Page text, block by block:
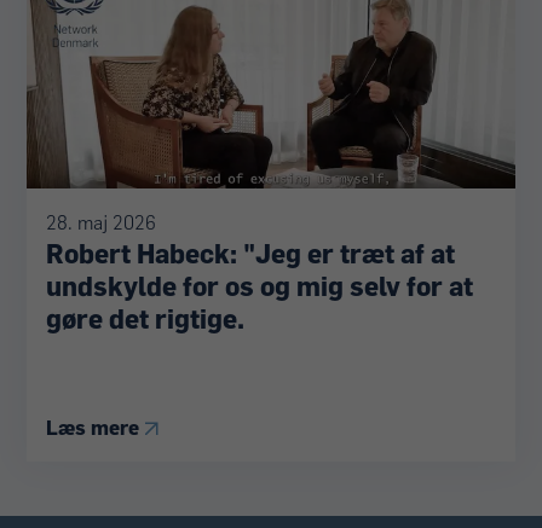
28. maj 2026
Robert Habeck: "Jeg er træt af at
undskylde for os og mig selv for at
gøre det rigtige.
Læs mere